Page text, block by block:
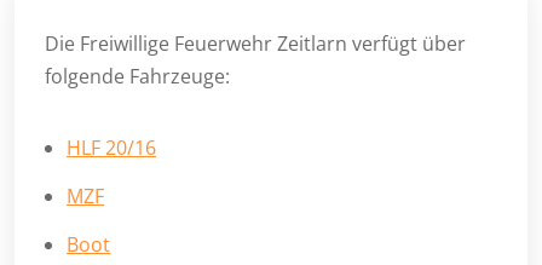
Die Freiwillige Feuerwehr Zeitlarn verfügt über
folgende Fahrzeuge:
HLF 20/16
MZF
Boot